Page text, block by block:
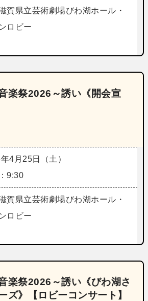
賀県立芸術劇場びわ湖ホール・
ロビー
楽祭2026～誘い《開会宣
4月25日（土）
9:30
賀県立芸術劇場びわ湖ホール・
ロビー
祭2026～誘い《びわ湖さ
ズ》【ロビーコンサート】